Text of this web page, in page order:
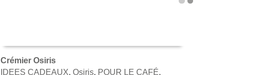
Crémier Osiris
IDEES CADEAUX, Osiris, POUR LE CAFÉ,